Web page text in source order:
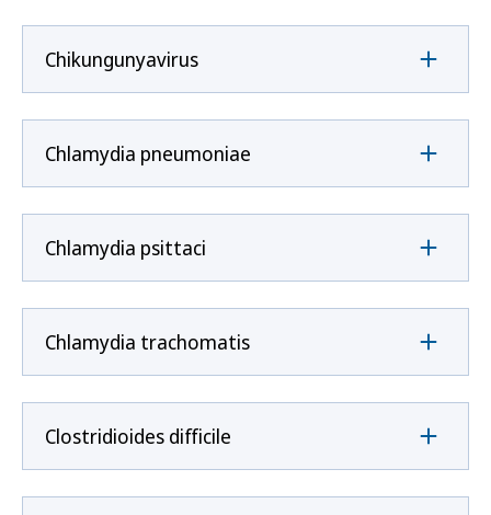
Chikungunyavirus
Chlamydia pneumoniae
Chlamydia psittaci
Chlamydia trachomatis
Clostridioides difficile